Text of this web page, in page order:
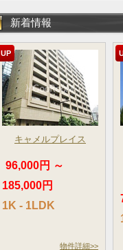
新着情報
UP
キャメルプレイス
96,000円 ～
185,000円
1K - 1LDK
物件詳細>>